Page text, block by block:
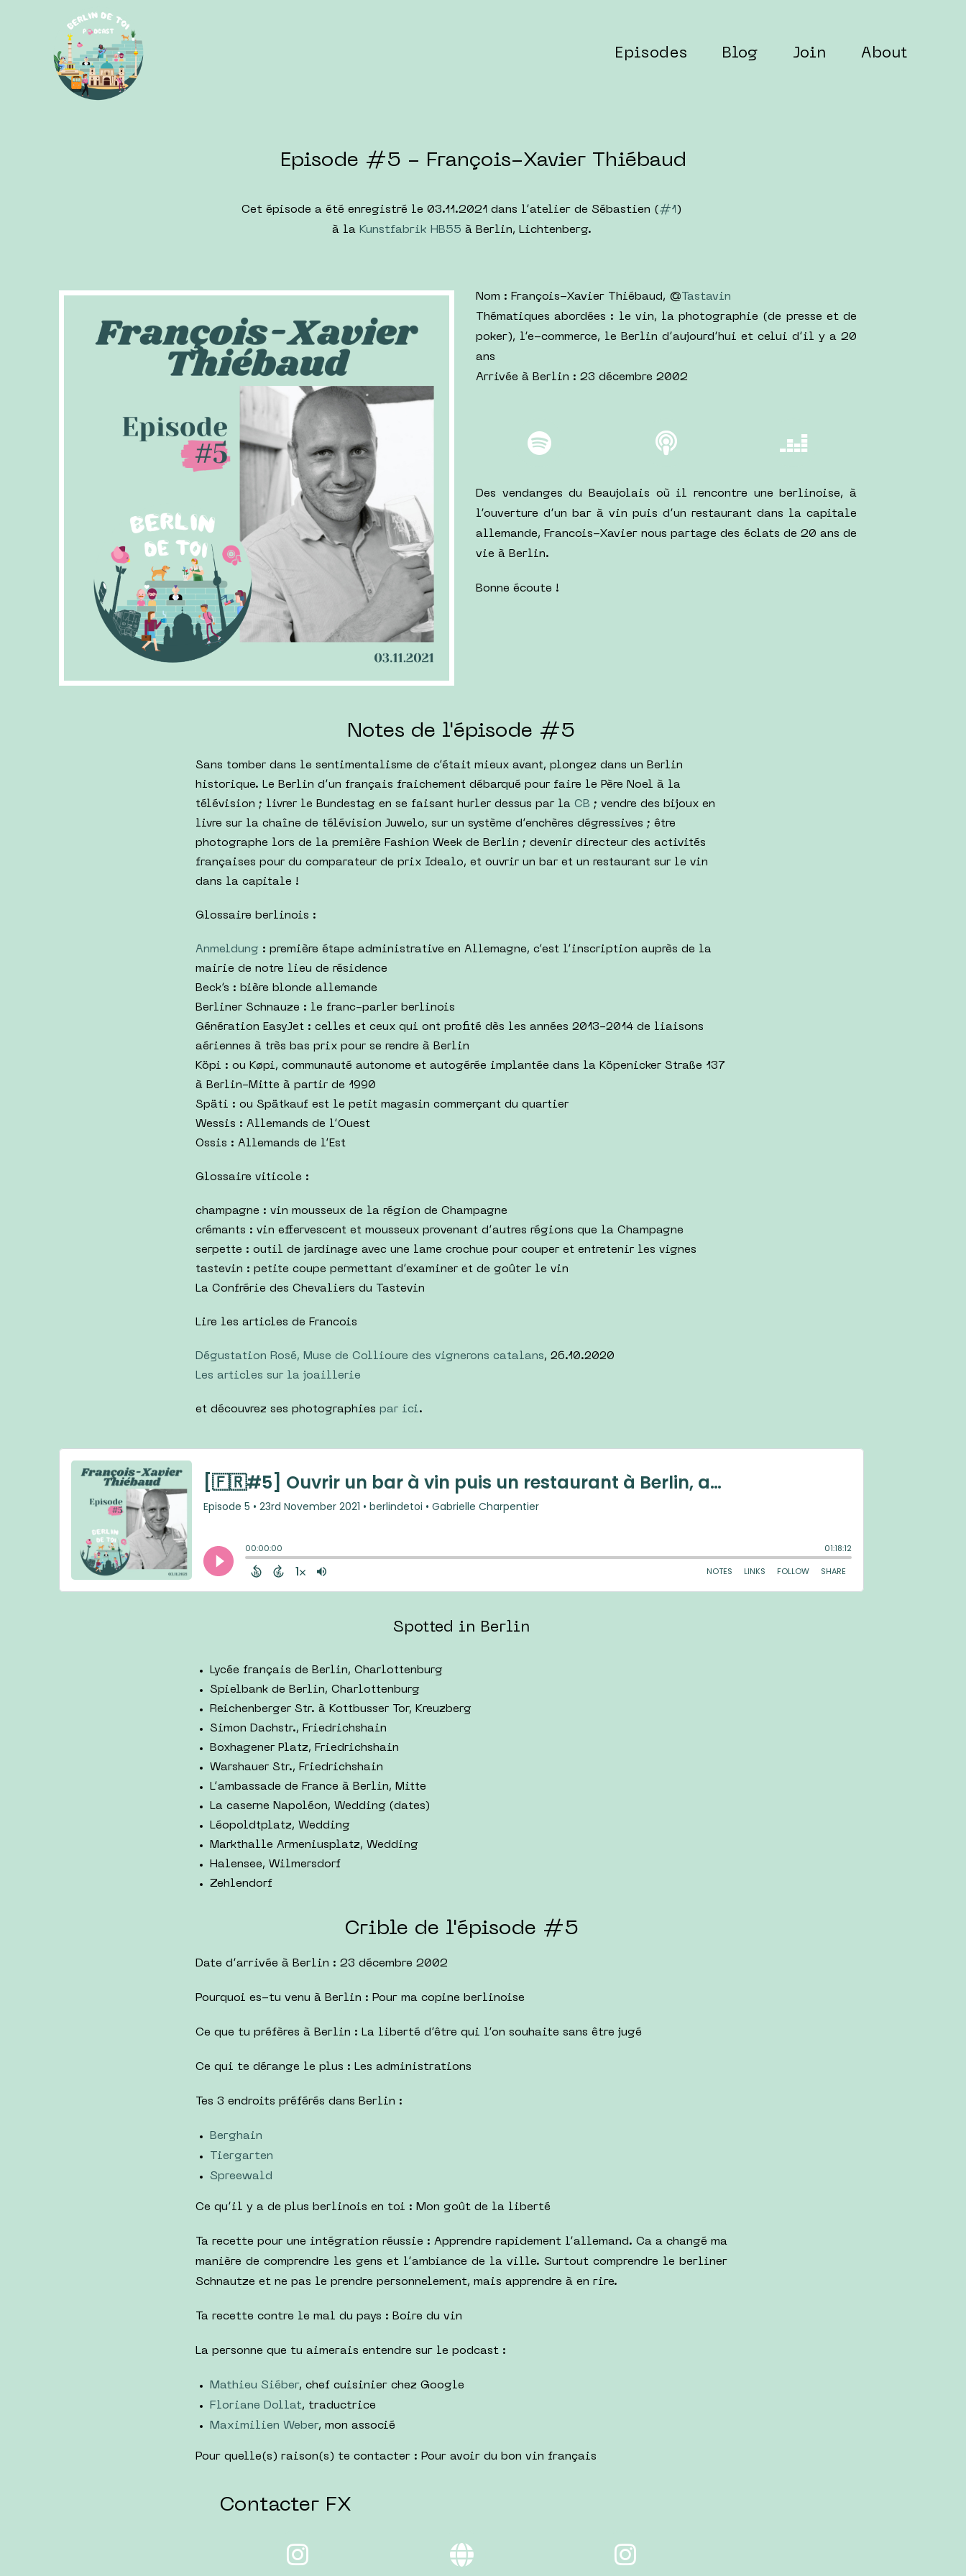
Episodes Blog Join About
Episode #5 - François-Xavier Thiébaud
Cet épisode a été enregistré le 03.11.2021 dans l’atelier de Sébastien (#1 )
à la Kunstfabrik HB55 à Berlin, Lichtenberg.
Nom : François-Xavier Thiébaud, @ Tastavin
Thématiques abordées : le vin, la photographie (de presse et de
poker), l’e-commerce, le Berlin d’aujourd’hui et celui d’il y a 20
ans
Arrivée à Berlin : 23 décembre 2002
Des vendanges du Beaujolais où il rencontre une berlinoise, à
l’ouverture d’un bar à vin puis d’un restaurant dans la capitale
allemande, Francois-Xavier nous partage des éclats de 20 ans de
vie à Berlin.
Bonne écoute !
Notes de l'épisode #5
Sans tomber dans le sentimentalisme de c’était mieux avant, plongez dans un Berlin
historique. Le Berlin d’un français fraichement débarqué pour faire le Père Noel à la
télévision ; livrer le Bundestag en se faisant hurler dessus par la CB ; vendre des bijoux en
livre sur la chaîne de télévision Juwelo, sur un système d’enchères dégressives ; être
photographe lors de la première Fashion Week de Berlin ; devenir directeur des activités
françaises pour du comparateur de prix Idealo, et ouvrir un bar et un restaurant sur le vin
dans la capitale !
Glossaire berlinois :
Anmeldung : première étape administrative en Allemagne, c’est l’inscription auprès de la
mairie de notre lieu de résidence
Beck’s : bière blonde allemande
Berliner Schnauze : le franc-parler berlinois
Génération EasyJet : celles et ceux qui ont profité dès les années 2013-2014 de liaisons
aériennes à très bas prix pour se rendre à Berlin
Köpi : ou Køpi, communauté autonome et autogérée implantée dans la Köpenicker Straße 137
à Berlin-Mitte à partir de 1990
Späti : ou Spätkauf est le petit magasin commerçant du quartier
Wessis : Allemands de l’Ouest
Ossis : Allemands de l’Est
Glossaire viticole :
champagne : vin mousseux de la région de Champagne
crémants : vin effervescent et mousseux provenant d’autres régions que la Champagne
serpette : outil de jardinage avec une lame crochue pour couper et entretenir les vignes
tastevin : petite coupe permettant d’examiner et de goûter le vin
La Confrérie des Chevaliers du Tastevin
Lire les articles de Francois
Dégustation Rosé, Muse de Collioure des vignerons catalans, 26.10.2020
Les articles sur la joaillerie
et découvrez ses photographies par ici.
Spotted in Berlin
Lycée français de Berlin, Charlottenburg
Spielbank de Berlin, Charlottenburg
Reichenberger Str. à Kottbusser Tor, Kreuzberg
Simon Dachstr., Friedrichshain
Boxhagener Platz, Friedrichshain
Warshauer Str., Friedrichshain
L’ambassade de France à Berlin, Mitte
La caserne Napoléon, Wedding (dates)
Léopoldtplatz, Wedding
Markthalle Armeniusplatz, Wedding
Halensee, Wilmersdorf
Zehlendorf
Crible de l'épisode #5
Date d’arrivée à Berlin : 23 décembre 2002
Pourquoi es-tu venu à Berlin : Pour ma copine berlinoise
Ce que tu préfères à Berlin : La liberté d’être qui l’on souhaite sans être jugé
Ce qui te dérange le plus : Les administrations
Tes 3 endroits préférés dans Berlin :
Berghain
Tiergarten
Spreewald
Ce qu’il y a de plus berlinois en toi : Mon goût de la liberté
Ta recette pour une intégration réussie : Apprendre rapidement l’allemand. Ca a changé ma
manière de comprendre les gens et l’ambiance de la ville. Surtout comprendre le berliner
Schnautze et ne pas le prendre personnelement, mais apprendre à en rire.
Ta recette contre le mal du pays : Boire du vin
La personne que tu aimerais entendre sur le podcast :
Mathieu Siéber, chef cuisinier chez Google
Floriane Dollat, traductrice
Maximilien Weber, mon associé
Pour quelle(s) raison(s) te contacter : Pour avoir du bon vin français
Contacter FX